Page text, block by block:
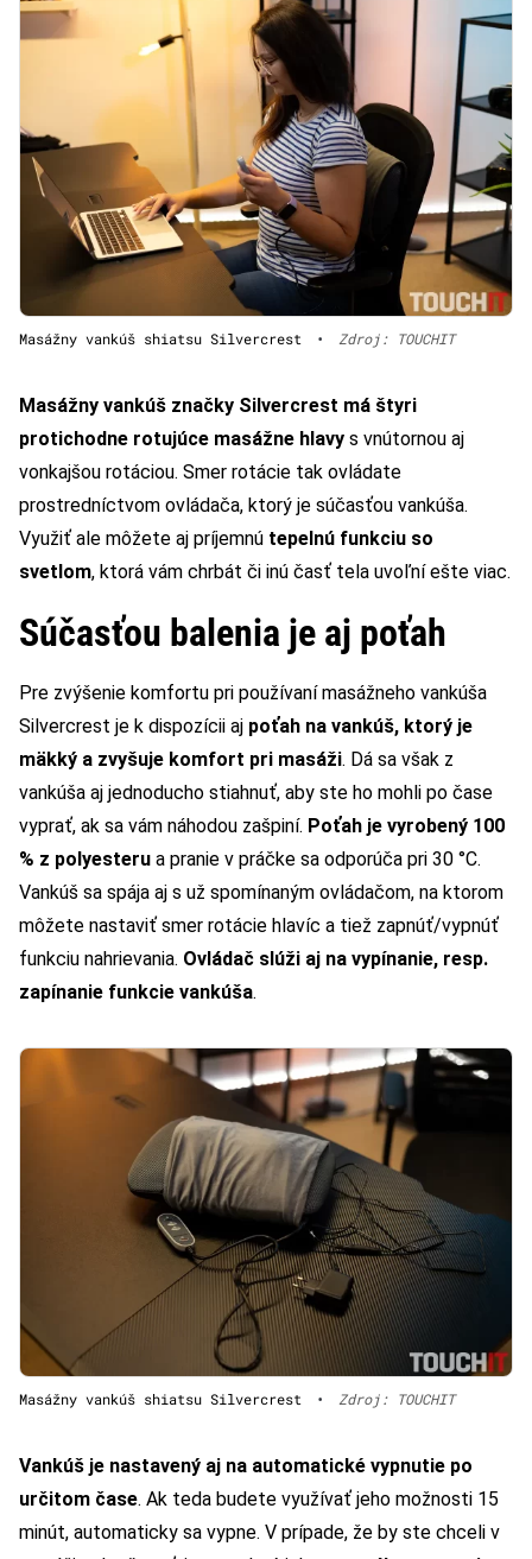
Masážny vankúš shiatsu Silvercrest • Zdroj: TOUCHIT
Masážny vankúš značky Silvercrest má štyri
protichodne rotujúce masážne hlavy s vnútornou aj
vonkajšou rotáciou. Smer rotácie tak ovládate
prostredníctvom ovládača, ktorý je súčasťou vankúša.
Využiť ale môžete aj príjemnú tepelnú funkciu so
svetlom, ktorá vám chrbát či inú časť tela uvoľní ešte viac.
Súčasťou balenia je aj poťah
Pre zvýšenie komfortu pri používaní masážneho vankúša
Silvercrest je k dispozícii aj poťah na vankúš, ktorý je
mäkký a zvyšuje komfort pri masáži. Dá sa však z
vankúša aj jednoducho stiahnuť, aby ste ho mohli po čase
vyprať, ak sa vám náhodou zašpiní. Poťah je vyrobený 100
% z polyesteru a pranie v práčke sa odporúča pri 30 °C.
Vankúš sa spája aj s už spomínaným ovládačom, na ktorom
môžete nastaviť smer rotácie hlavíc a tiež zapnúť/vypnúť
funkciu nahrievania. Ovládač slúži aj na vypínanie, resp.
zapínanie funkcie vankúša.
Masážny vankúš shiatsu Silvercrest • Zdroj: TOUCHIT
Vankúš je nastavený aj na automatické vypnutie po
určitom čase. Ak teda budete využívať jeho možnosti 15
minút, automaticky sa vypne. V prípade, že by ste chceli v